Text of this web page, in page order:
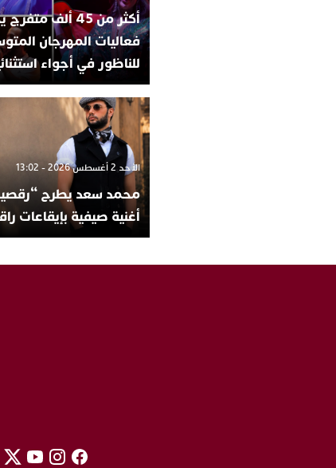
أكثر من 45 ألف
فعاليات المهرجان
للناظور في أجواء
الأحد 2 أغسطس 2026 - 13:02
محمد سعد يطرح
أغنية صيفية بإيقاعات